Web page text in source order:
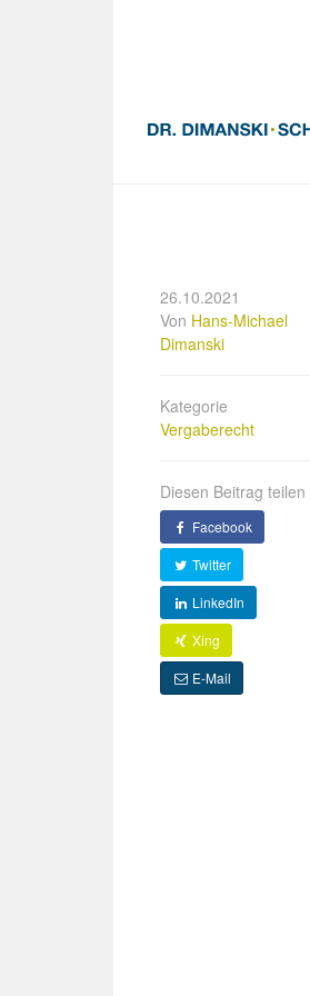
26.10.2021
Von Hans-Michael
Dimanski
Kategorie
Vergaberecht
Diesen Beitrag teilen
Facebook
Twitter
LinkedIn
Xing
E-Mail